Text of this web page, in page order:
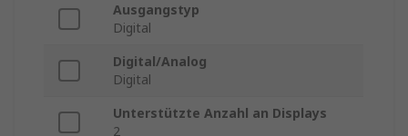
Ausgangstyp
Digital
Digital/Analog
Digital
Unterstützte Anzahl an Displays
2